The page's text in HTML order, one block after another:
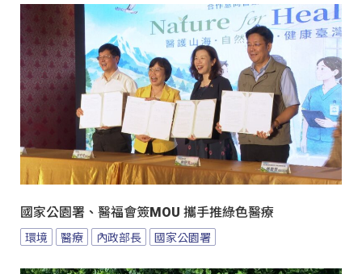
國家公園署、醫福會簽MOU 攜手推綠色醫療
環境 醫療 內政部長 國家公園署